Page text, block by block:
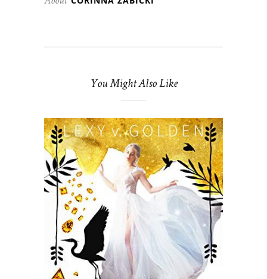
You Might Also Like